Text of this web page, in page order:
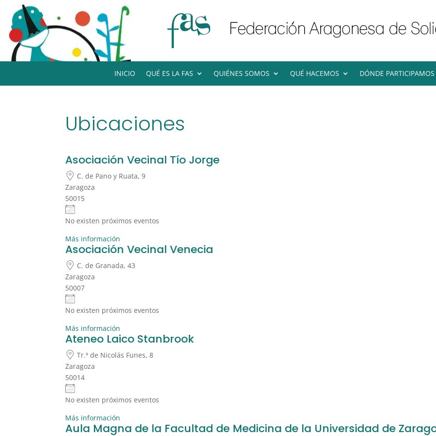
INICIO QUÉ ES LA FAS QUIÉNES SOMOS QUÉ HACEMOS DÓNDE PARTICIPAMOS
Ubicaciones
Asociación Vecinal Tío Jorge
C. de Pano y Ruata, 9
Zaragoza
50015
No existen próximos eventos
Más información
Asociación Vecinal Venecia
C. de Granada, 43
Zaragoza
50007
No existen próximos eventos
Más información
Ateneo Laico Stanbrook
Tr.ª de Nicolás Funes, 8
Zaragoza
50014
No existen próximos eventos
Más información
Aula Magna de la Facultad de Medicina de la Universidad de